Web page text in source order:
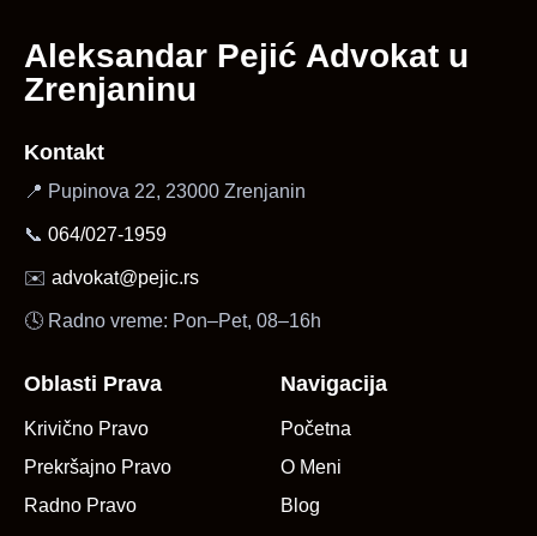
Aleksandar Pejić Advokat u
Zrenjaninu
Kontakt
📍 Pupinova 22, 23000 Zrenjanin
📞 064/027-1959
✉️ advokat@pejic.rs
🕓 Radno vreme: Pon–Pet, 08–16h
Oblasti Prava
Krivično Pravo
Prekršajno Pravo
Radno Pravo
Navigacija
Početna
O Meni
Blog